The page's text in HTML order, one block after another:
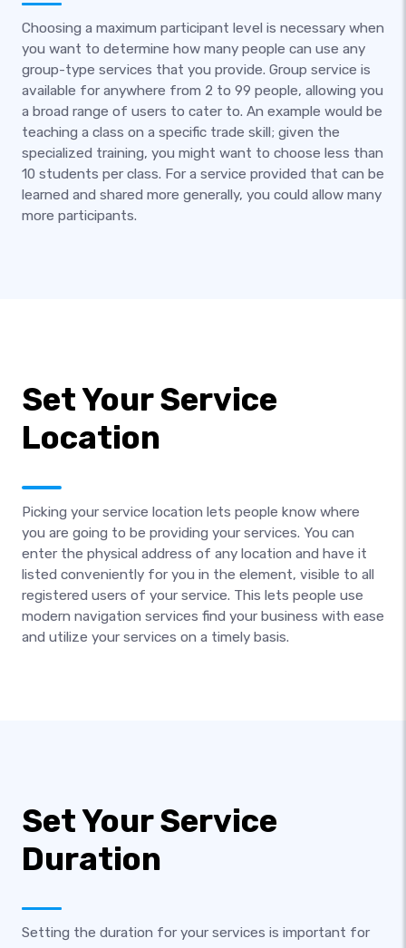
Choosing a maximum participant level is necessary when
you want to determine how many people can use any
group-type services that you provide. Group service is
available for anywhere from 2 to 99 people, allowing you
a broad range of users to cater to. An example would be
teaching a class on a specific trade skill; given the
specialized training, you might want to choose less than
10 students per class. For a service provided that can be
learned and shared more generally, you could allow many
more participants.
Set Your Service
Location
Picking your service location lets people know where
you are going to be providing your services. You can
enter the physical address of any location and have it
listed conveniently for you in the element, visible to all
registered users of your service. This lets people use
modern navigation services find your business with ease
and utilize your services on a timely basis.
Set Your Service
Duration
Setting the duration for your services is important for